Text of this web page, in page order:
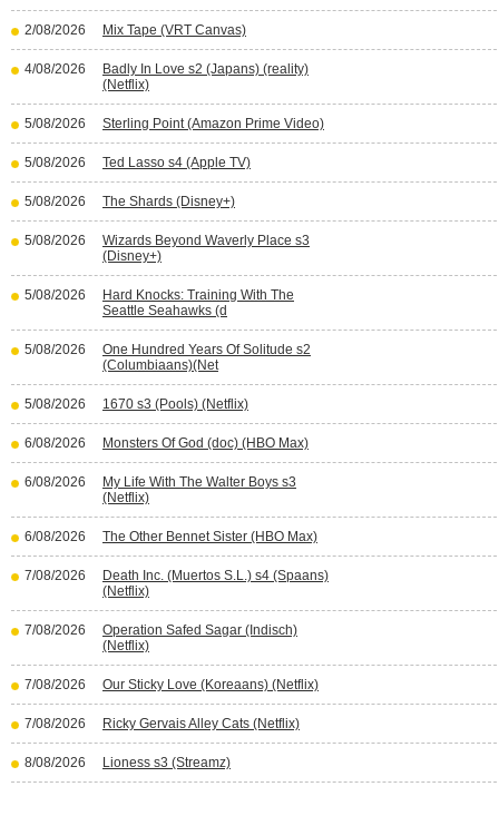
2/08/2026 Mix Tape (VRT Canvas)
4/08/2026
Badly In Love s2 (Japans) (reality)
(Netflix)
5/08/2026 Sterling Point (Amazon Prime Video)
5/08/2026 Ted Lasso s4 (Apple TV)
5/08/2026 The Shards (Disney+)
5/08/2026
Wizards Beyond Waverly Place s3
(Disney+)
5/08/2026
Hard Knocks: Training With The
Seattle Seahawks (d
5/08/2026
One Hundred Years Of Solitude s2
(Columbiaans)(Net
5/08/2026 1670 s3 (Pools) (Netflix)
6/08/2026 Monsters Of God (doc) (HBO Max)
6/08/2026
My Life With The Walter Boys s3
(Netflix)
6/08/2026 The Other Bennet Sister (HBO Max)
7/08/2026
Death Inc. (Muertos S.L.) s4 (Spaans)
(Netflix)
7/08/2026
Operation Safed Sagar (Indisch)
(Netflix)
7/08/2026 Our Sticky Love (Koreaans) (Netflix)
7/08/2026 Ricky Gervais Alley Cats (Netflix)
8/08/2026 Lioness s3 (Streamz)